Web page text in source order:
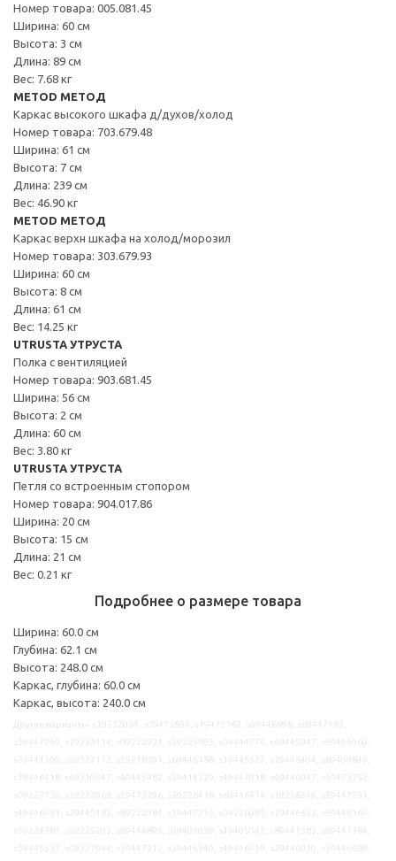
Номер товара: 005.081.45
Ширина: 60 см
Высота: 3 см
Длина: 89 см
Вес: 7.68 кг
METOD МЕТОД
Каркас высокого шкафа д/духов/холод
Номер товара: 703.679.48
Ширина: 61 см
Высота: 7 см
Длина: 239 см
Вес: 46.90 кг
METOD МЕТОД
Каркас верхн шкафа на холод/морозил
Номер товара: 303.679.93
Ширина: 60 см
Высота: 8 см
Длина: 61 см
Вес: 14.25 кг
UTRUSTA УТРУСТА
Полка с вентиляцией
Номер товара: 903.681.45
Ширина: 56 см
Высота: 2 см
Длина: 60 см
Вес: 3.80 кг
UTRUSTA УТРУСТА
Петля со встроенным стопором
Номер товара: 904.017.86
Ширина: 20 см
Высота: 15 см
Длина: 21 см
Вес: 0.21 кг
Подробнее о размере товара
Ширина: 60.0 см
Глубина: 62.1 см
Высота: 248.0 см
Каркас, глубина: 60.0 см
Каркас, высота: 240.0 см